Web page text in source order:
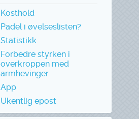
Kosthold
Padel i øvelseslisten?
Statistikk
Forbedre styrken i
overkroppen med
armhevinger
App
Ukentlig epost